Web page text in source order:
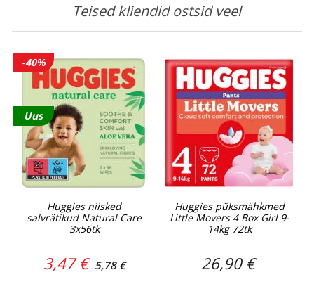
Teised kliendid ostsid veel
Uus
-40%
Huggies niisked
salvrätikud Natural Care
3x56tk
3,47 € 5,78 €
Huggies püksmähkmed
Little Movers 4 Box Girl 9-
14kg 72tk
26,90 €